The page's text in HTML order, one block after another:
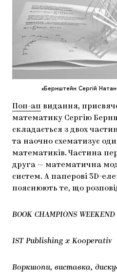
«Бернштейн Сергій
Поп-ап видання,
математику Сергію
складається з двох
та наочно схематизує
математиків. Частина
друга — математична
систем. А паперові 3D-
пояснюють те, що
BOOK CHAMPIONS WEEKEND
IST Publishing x Kooperativ
Воркшопи, виставка,